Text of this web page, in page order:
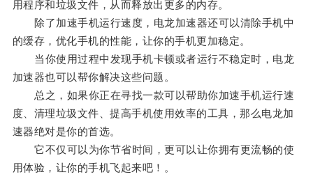
用程序和垃圾文件，从而释放出更多的内存。
除了加速手机运行速度，电龙加速器还可以清除手机中
的缓存，优化手机的性能，让你的手机更加稳定。
当你使用过程中发现手机卡顿或者运行不稳定时，电龙
加速器也可以帮你解决这些问题。
总之，如果你正在寻找一款可以帮助你加速手机运行速
度、清理垃圾文件、提高手机使用效率的工具，那么电龙加
速器绝对是你的首选。
它不仅可以为你节省时间，更可以让你拥有更流畅的使
用体验，让你的手机飞起来吧！。